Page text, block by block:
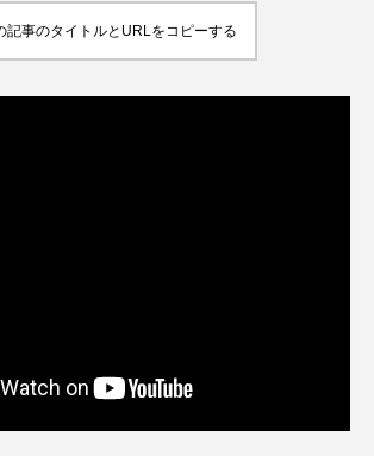
記事のタイトルとURLをコピーする